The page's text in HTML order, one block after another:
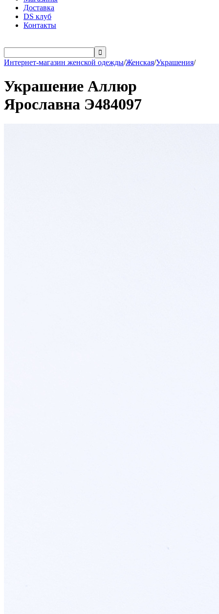
Доставка
DS клуб
Контакты

Интернет-магазин женской одежды/Женская/Украшения/
Украшение Аллюр
Ярославна Э484097